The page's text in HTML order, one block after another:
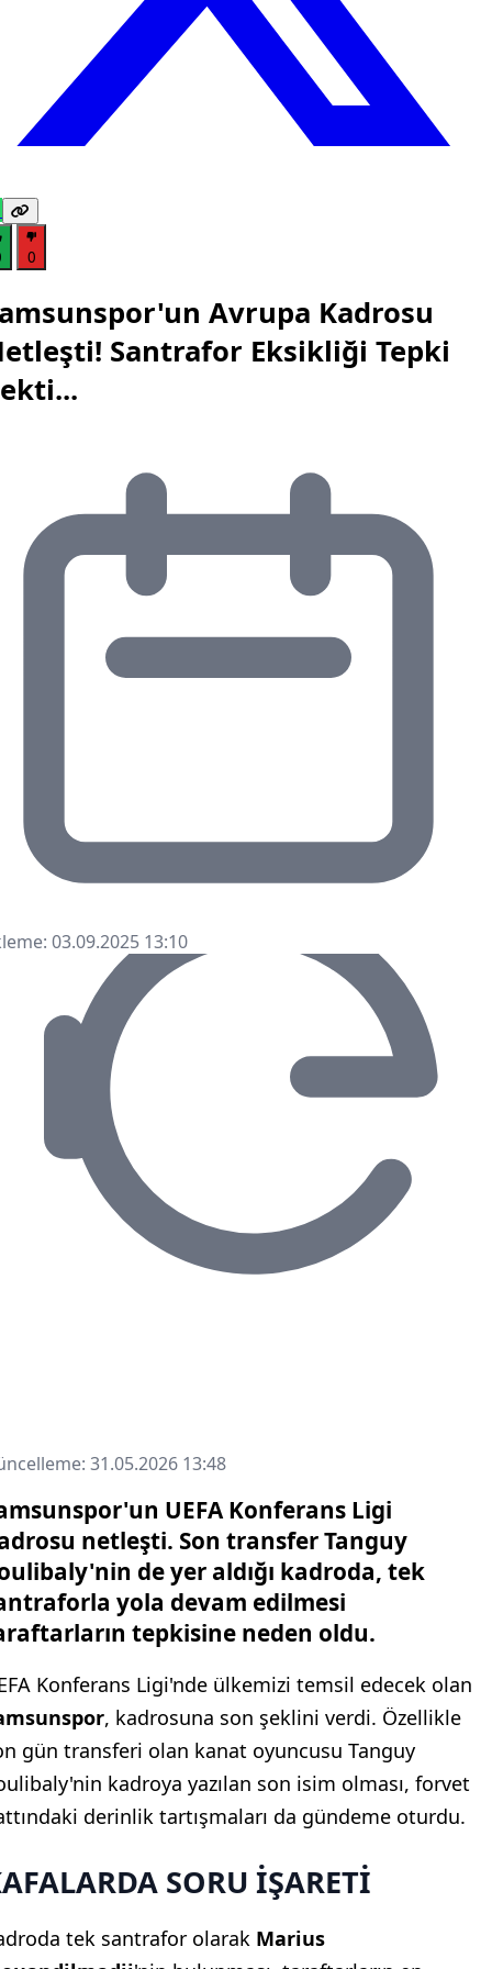
0
Avrupa Kadrosu
Santrafor Eksikliği Tepki
03.09.2025 13:10
31.05.2026 13:48
UEFA Konferans Ligi
netleşti. Son transfer Tanguy
de yer aldığı kadroda, tek
yola devam edilmesi
tepkisine neden oldu.
Konferans Ligi'nde ülkemizi temsil edecek olan
, kadrosuna son şeklini verdi. Özellikle
gün transferi olan kanat oyuncusu Tanguy
kadroya yazılan son isim olması, forvet
derinlik tartışmaları da gündeme oturdu.
SORU İŞARETİ
tek santrafor olarak Marius